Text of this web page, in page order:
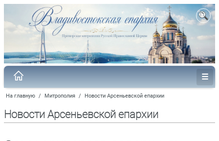
На главную / Митрополия / Новости Арсеньевской епархии
Новости Арсеньевской епархии